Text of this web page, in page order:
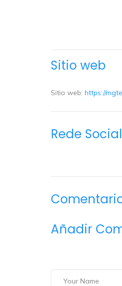
Sitio web
Sitio web: https://
Rede Social
Añadir